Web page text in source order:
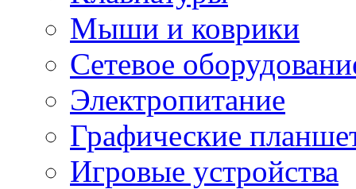
Мыши и коврики
Сетевое
Электропитание
Графические
Игровые устройства